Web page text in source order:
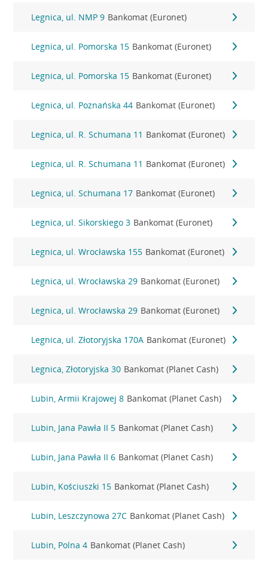
Legnica, ul. NMP 9 Bankomat (Euronet)
Legnica, ul. Pomorska 15 Bankomat (Euronet)
Legnica, ul. Pomorska 15 Bankomat (Euronet)
Legnica, ul. Poznańska 44 Bankomat (Euronet)
Legnica, ul. R. Schumana 11 Bankomat (Euronet)
Legnica, ul. R. Schumana 11 Bankomat (Euronet)
Legnica, ul. Schumana 17 Bankomat (Euronet)
Legnica, ul. Sikorskiego 3 Bankomat (Euronet)
Legnica, ul. Wrocławska 155 Bankomat (Euronet)
Legnica, ul. Wrocławska 29 Bankomat (Euronet)
Legnica, ul. Wrocławska 29 Bankomat (Euronet)
Legnica, ul. Złotoryjska 170A Bankomat (Euronet)
Legnica, Złotoryjska 30 Bankomat (Planet Cash)
Lubin, Armii Krajowej 8 Bankomat (Planet Cash)
Lubin, Jana Pawła II 5 Bankomat (Planet Cash)
Lubin, Jana Pawła II 6 Bankomat (Planet Cash)
Lubin, Kościuszki 15 Bankomat (Planet Cash)
Lubin, Leszczynowa 27C Bankomat (Planet Cash)
Lubin, Polna 4 Bankomat (Planet Cash)